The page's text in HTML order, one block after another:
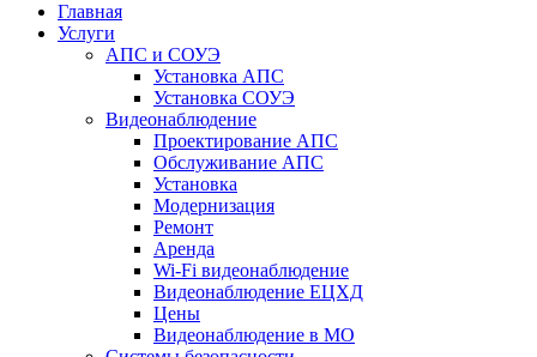
Главная
Услуги
АПС и СОУЭ
Установка АПС
Установка СОУЭ
Видеонаблюдение
Проектирование АПС
Обслуживание АПС
Установка
Модернизация
Ремонт
Аренда
Wi-Fi видеонаблюдение
Видеонаблюдение ЕЦХД
Цены
Видеонаблюдение в МО